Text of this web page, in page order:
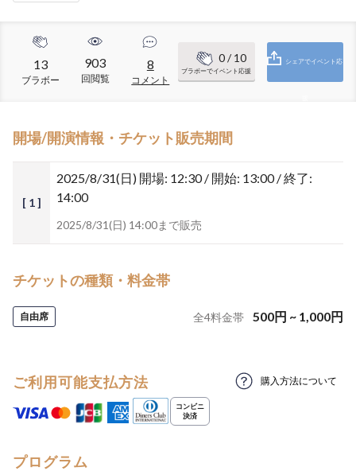
13
ブラボー
903
回閲覧
8
コメント
0/ 10
ブラボーでイベント応援
シェアでイベント応
開場/開演情報・チケット販売期間
[ 1 ]
2025/8/31(日) 開場: 12:30 / 開始: 13:00 / 終了:
14:00
2025/8/31(日) 14:00まで販売
チケットの種類・料金帯
自由席 全4料金帯 500円 ~ 1,000円
ご利用可能支払方法 購入方法について
プログラム